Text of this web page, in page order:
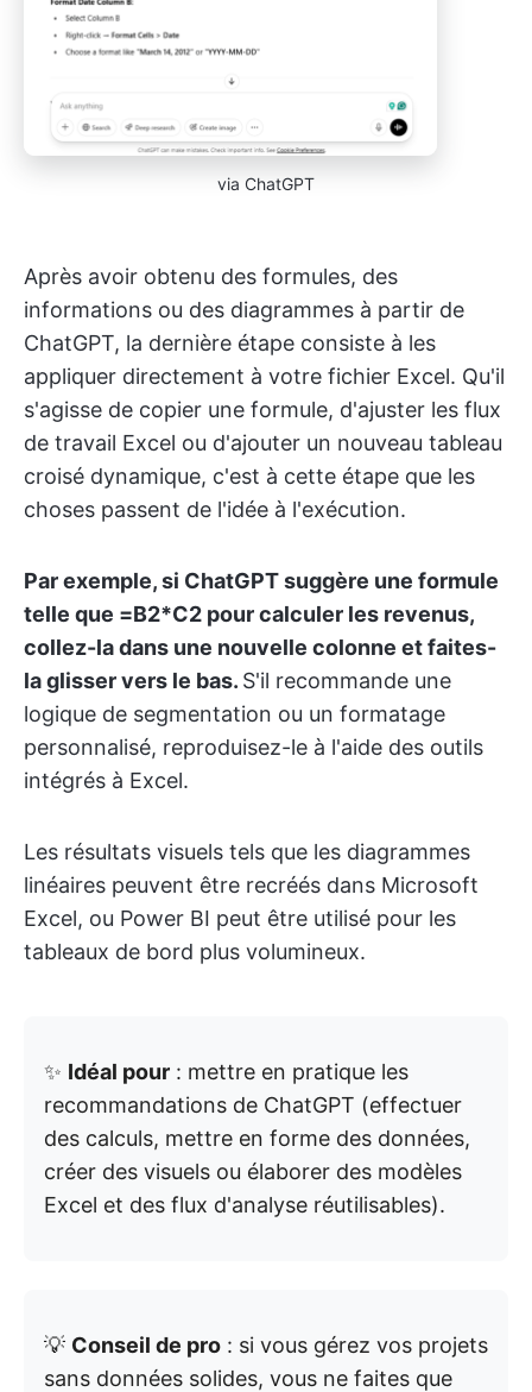
via ChatGPT
Après avoir obtenu des formules, des
informations ou des diagrammes à partir de
ChatGPT, la dernière étape consiste à les
appliquer directement à votre fichier Excel. Qu'il
s'agisse de copier une formule, d'ajuster les flux
de travail Excel ou d'ajouter un nouveau tableau
croisé dynamique, c'est à cette étape que les
choses passent de l'idée à l'exécution.
Par exemple, si ChatGPT suggère une formule
telle que =B2*C2 pour calculer les revenus,
collez-la dans une nouvelle colonne et faites-
la glisser vers le bas. S'il recommande une
logique de segmentation ou un formatage
personnalisé, reproduisez-le à l'aide des outils
intégrés à Excel.
Les résultats visuels tels que les diagrammes
linéaires peuvent être recréés dans Microsoft
Excel, ou Power BI peut être utilisé pour les
tableaux de bord plus volumineux.
✨ Idéal pour : mettre en pratique les
recommandations de ChatGPT (effectuer
des calculs, mettre en forme des données,
créer des visuels ou élaborer des modèles
Excel et des flux d'analyse réutilisables).
💡 Conseil de pro : si vous gérez vos projets
sans données solides, vous ne faites que